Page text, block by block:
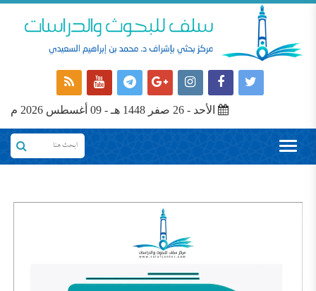
الأحد - 26 صفر 1448 هـ - 09 أغسطس 2026 م